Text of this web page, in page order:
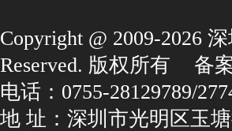
Copyright@2009-2026
Reserved.版权所有
备
电话：0755-28129789/
地址：深圳市光明区玉